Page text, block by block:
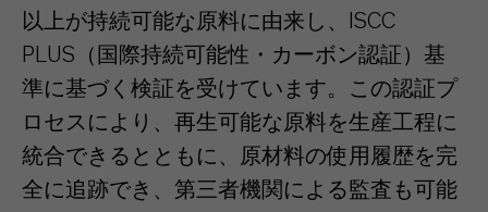
以上が持続可能な原料に由来し、ISCC
PLUS（国際持続可能性・カーボン認証）基
準に基づく検証を受けています。この認証プ
ロセスにより、再生可能な原料を生産工程に
統合できるとともに、原材料の使用履歴を完
全に追跡でき、第三者機関による監査も可能